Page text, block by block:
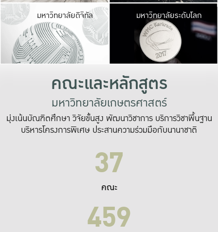
มหาวิทยาลัยดิจิทัล มหาวิ
เปลี่ยนแปลง แล
เพื่อทำง
ระบบสารสนเทศ
มหาวิทยาลัยระดับโลก
คณะและหลักสูตร
มหาวิทยาลัยเกษตรศาสตร์
มุ่งเน้นบัณฑิตศึกษา วิจัยขั้นสูง พัฒนาวิชาการ บริการวิชาพื้นฐาน
บริหารโครงการพิเศษ ประสานความร่วมมือกับนานาชาติ
37
คณะ
459